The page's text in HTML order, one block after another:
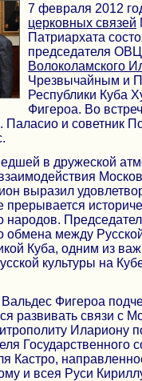
7 февраля 2012
церковных связей
Патриархата
председателя
Волоколамского
Чрезвычайным и
Республики Куба
Фигероа. Во
и советник
в дружеской
выразил
прерывается
народов.
обмена между
Куба, одним из
культуры на
Фигероа
развивать связи с
Илариону
Государственного
Кастро,
и всея Руси